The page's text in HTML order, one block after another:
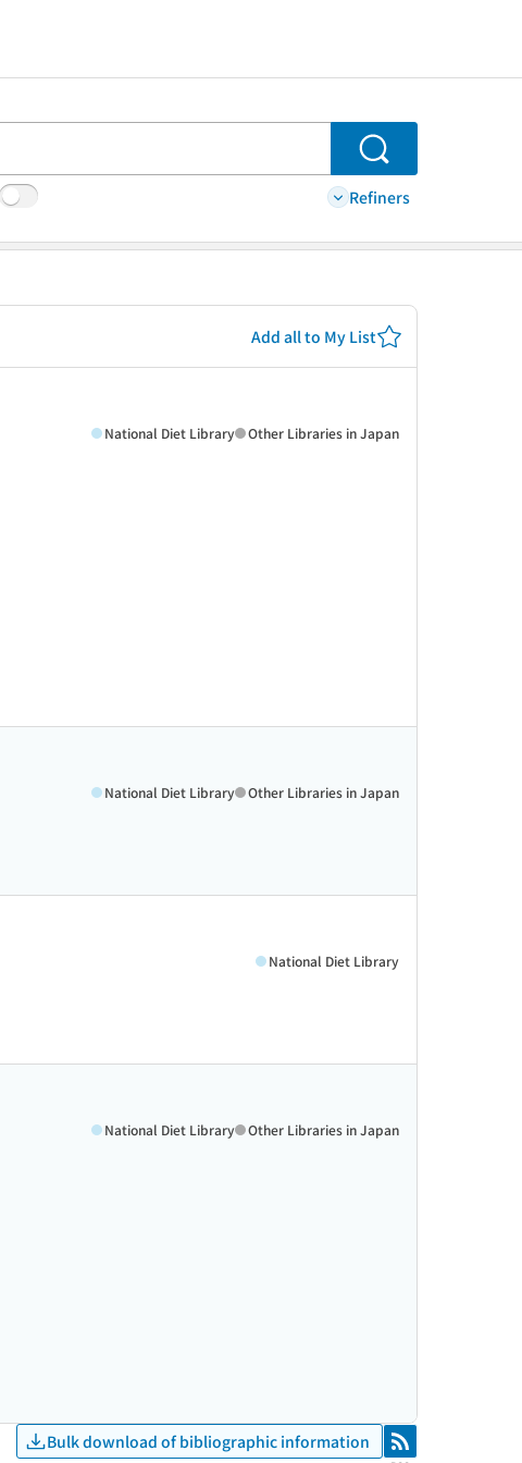
Search
Refiners
Add all to My List
National Diet Library Other Libraries in Japan
National Diet Library Other Libraries in Japan
National Diet Library
National Diet Library Other Libraries in Japan
Bulk download of bibliographic information RSS